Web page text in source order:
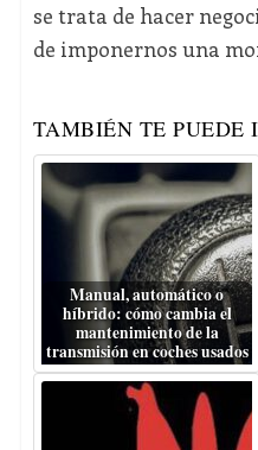
se trata de hacer
de imponernos una
TAMBIÉN TE PUEDE
Manual, automático o
híbrido: cómo cambia el
mantenimiento de la
transmisión en coches usados